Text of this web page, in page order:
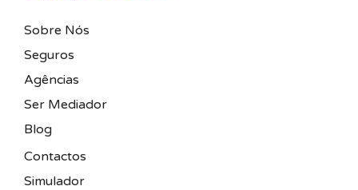
Sobre Nós
Seguros
Agências
Ser Mediador
Blog
Contactos
Simulador